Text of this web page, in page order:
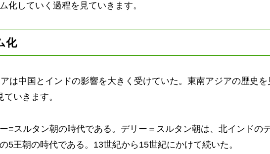
化していく過程を見ていきます。
化
は中国とインドの影響を大きく受けていた。東南アジアの歴史を
いきます。
=スルタン朝の時代である。デリー＝スルタン朝は、北インドの
5王朝の時代である。13世紀から15世紀にかけて続いた。